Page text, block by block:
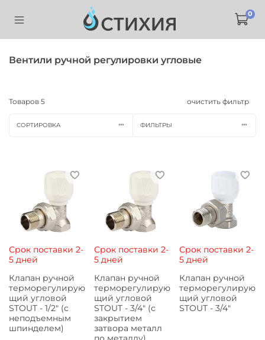
0
Вентили ручной регулировки угловые
Товаров 5 очистить фильтр
СОРТИРОВКА ФИЛЬТРЫ
Срок поставки 2-
5 дней
Клапан ручной
терморегулирую
щий угловой
STOUT - 1/2" (с
неподъемным
шпинделем)
Срок поставки 2-
5 дней
Клапан ручной
терморегулирую
щий угловой
STOUT - 3/4" (с
закрытием
затвора металл
Срок поставки 2-
5 дней
Клапан ручной
терморегулирую
щий угловой
STOUT - 3/4"